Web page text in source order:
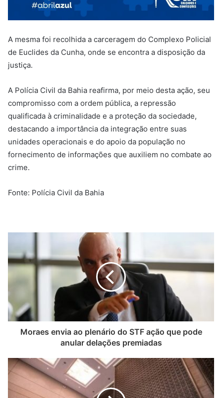
A mesma foi recolhida a carceragem do Complexo Policial
de Euclides da Cunha, onde se encontra a disposição da
justiça.
A Polícia Civil da Bahia reafirma, por meio desta ação, seu
compromisso com a ordem pública, a repressão
qualificada à criminalidade e a proteção da sociedade,
destacando a importância da integração entre suas
unidades operacionais e do apoio da população no
fornecimento de informações que auxiliem no combate ao
crime.
Fonte: Polícia Civil da Bahia
Moraes envia ao plenário do STF ação que pode
anular delações premiadas